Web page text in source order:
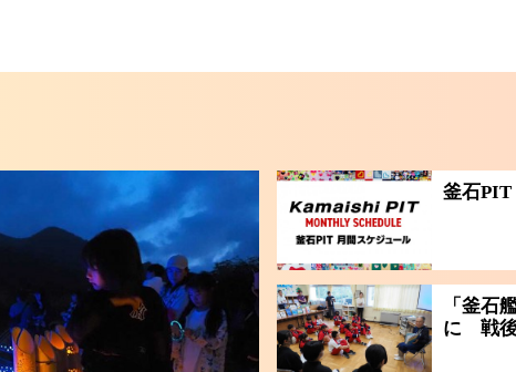
釜石PIT
「釜石
に 戦後